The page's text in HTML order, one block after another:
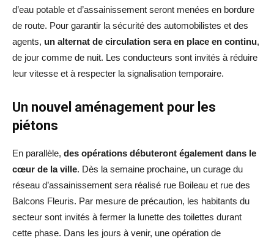
d’eau potable et d’assainissement seront menées en bordure
de route. Pour garantir la sécurité des automobilistes et des
agents, un alternat de circulation sera en place en continu,
de jour comme de nuit. Les conducteurs sont invités à réduire
leur vitesse et à respecter la signalisation temporaire.
Un nouvel aménagement pour les
piétons
En parallèle, des opérations débuteront également dans le
cœur de la ville. Dès la semaine prochaine, un curage du
réseau d’assainissement sera réalisé rue Boileau et rue des
Balcons Fleuris. Par mesure de précaution, les habitants du
secteur sont invités à fermer la lunette des toilettes durant
cette phase. Dans les jours à venir, une opération de